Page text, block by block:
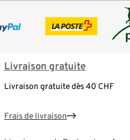
Livraison gratuite
Livraison gratuite dès 40 CHF
Frais de livraison